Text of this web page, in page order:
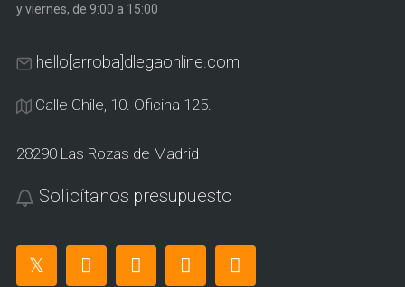
y viernes, de 9:00 a 15:00
hello[arroba]dlegaonline.com
Calle Chile, 10. Oficina 125.
28290 Las Rozas de Madrid
Solicítanos presupuesto